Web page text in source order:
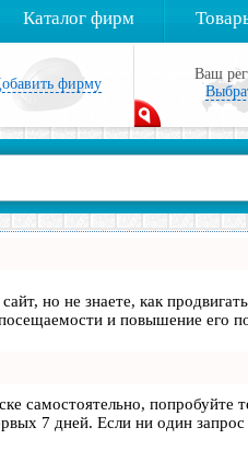
Каталог фирм
Ваш
фирму
но не знаете, как
и повышение его
самостоятельно, попробуйте
7 дней. Если ни один